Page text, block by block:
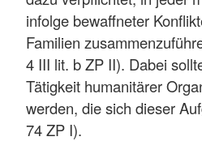
infolge bewaffneter
Familien
4 III lit. b ZP II). Dabei
Tätigkeit humanitärer
werden, die sich dieser
74 ZP I).